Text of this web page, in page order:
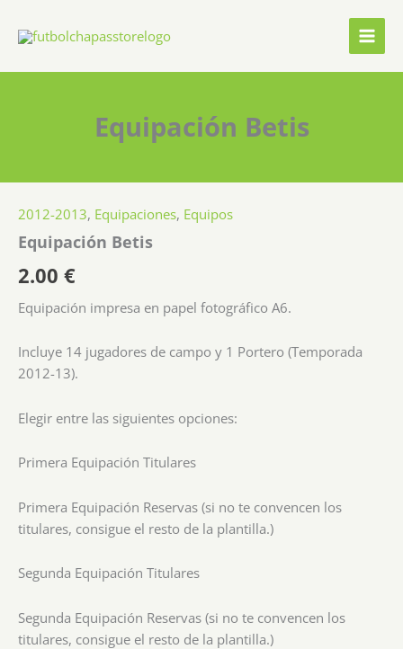
Equipación Betis
2012-2013, Equipaciones, Equipos
Equipación Betis
2.00 €
Equipación impresa en papel fotográfico A6.
Incluye 14 jugadores de campo y 1 Portero (Temporada
2012-13).
Elegir entre las siguientes opciones:
Primera Equipación Titulares
Primera Equipación Reservas (si no te convencen los
titulares, consigue el resto de la plantilla.)
Segunda Equipación Titulares
Segunda Equipación Reservas (si no te convencen los
titulares, consigue el resto de la plantilla.)